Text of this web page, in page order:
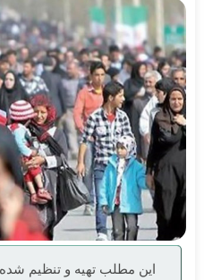
این مطلب تهیه و تنظیم